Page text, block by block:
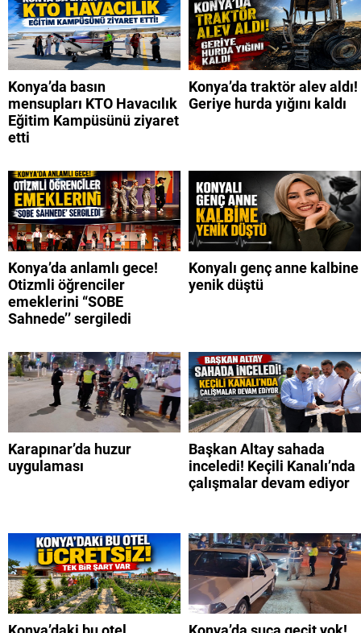
Konya’da basın
mensupları KTO Havacılık
Eğitim Kampüsünü ziyaret
etti
Konya’da traktör alev aldı!
Geriye hurda yığını kaldı
Konya’da anlamlı gece!
Otizmli öğrenciler
emeklerini “SOBE
Sahnede’’ sergiledi
Konyalı genç anne kalbine
yenik düştü
Karapınar’da huzur
uygulaması
Başkan Altay sahada
inceledi! Keçili Kanalı’nda
çalışmalar devam ediyor